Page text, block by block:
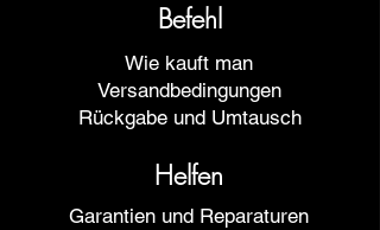
Befehl
Wie kauft man
Versandbedingungen
Rückgabe und Umtausch
Helfen
Garantien und Reparaturen